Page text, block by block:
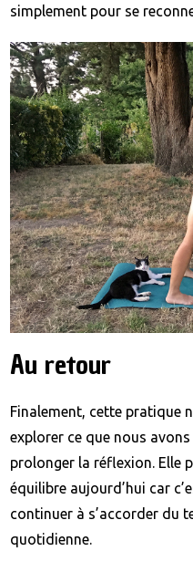
simplement pour se
Au retour
Finalement, cette pratique
explorer ce que nous
prolonger la réflexion. Elle
équilibre aujourd’hui car
continuer à s’accorder du
quotidienne.